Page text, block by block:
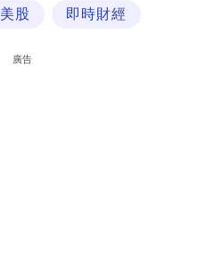
美股 即時財經
廣告